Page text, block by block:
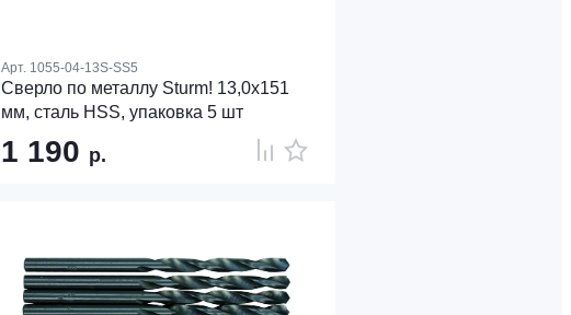
Арт. 1055-04-13S-SS5
Сверло по металлу Sturm! 13,0х151
мм, сталь HSS, упаковка 5 шт
1 190 р.